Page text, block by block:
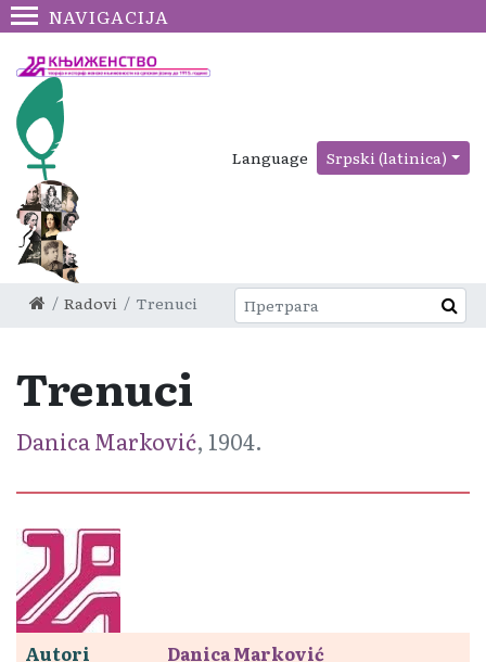
NAVIGACIJA
Language Srpski (latinica)
Radovi Trenuci
Trenuci
Danica Marković, 1904.
Autori
Danica Marković